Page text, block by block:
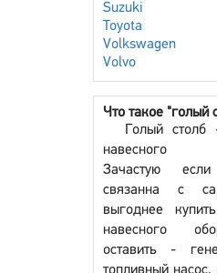
Suzuki
Toyota
Volkswagen
Volvo
Что такое "голый
Голый столб
навесного
Зачастую если
связанна с
выгоднее
навесного
оставить -